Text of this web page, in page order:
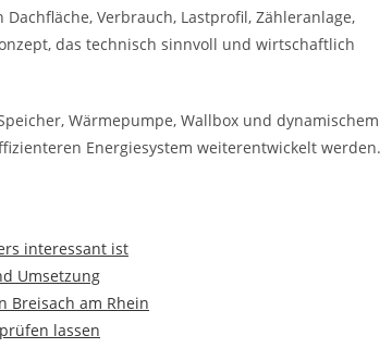
Verbrauch, Lastprofil, Zähleranlage,
das technisch sinnvoll und wirtschaftlich
Wärmepumpe, Wallbox und dynamischem
Energiesystem weiterentwickelt werden.
interessant ist
Umsetzung
Breisach am Rhein
lassen